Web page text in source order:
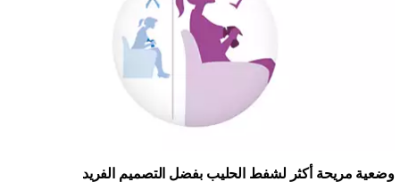
وضعية مريحة أكثر لشفط الحليب بفضل التصميم الفريد